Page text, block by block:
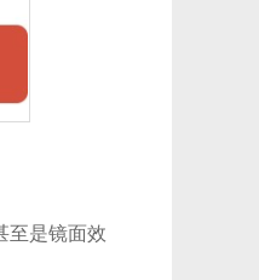
是镜面效